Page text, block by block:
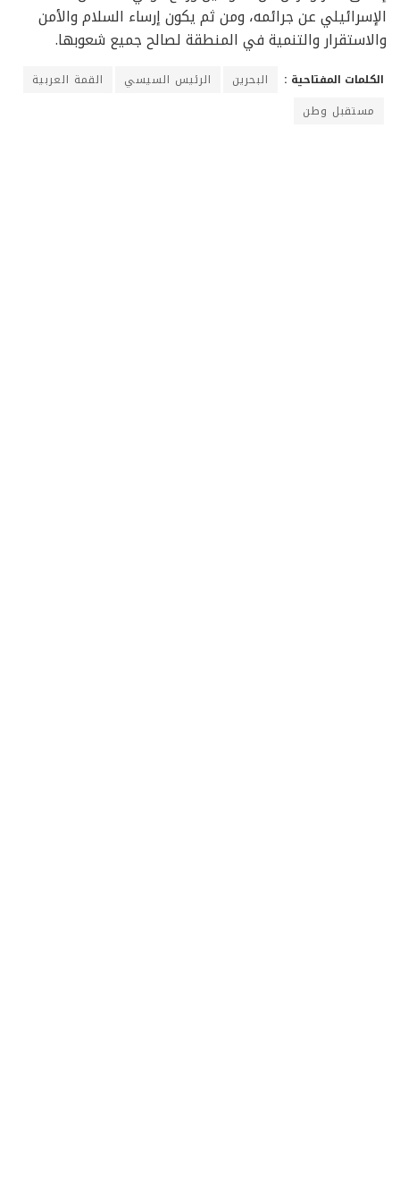
الإسرائيلي عن جرائمه، ومن ثم يكون إرساء السلام والأمن
والاستقرار والتنمية في المنطقة لصالح جميع شعوبها.
الكلمات المفتاحية : البحرين الرئيس السيسي
القمة العربية
مستقبل وطن